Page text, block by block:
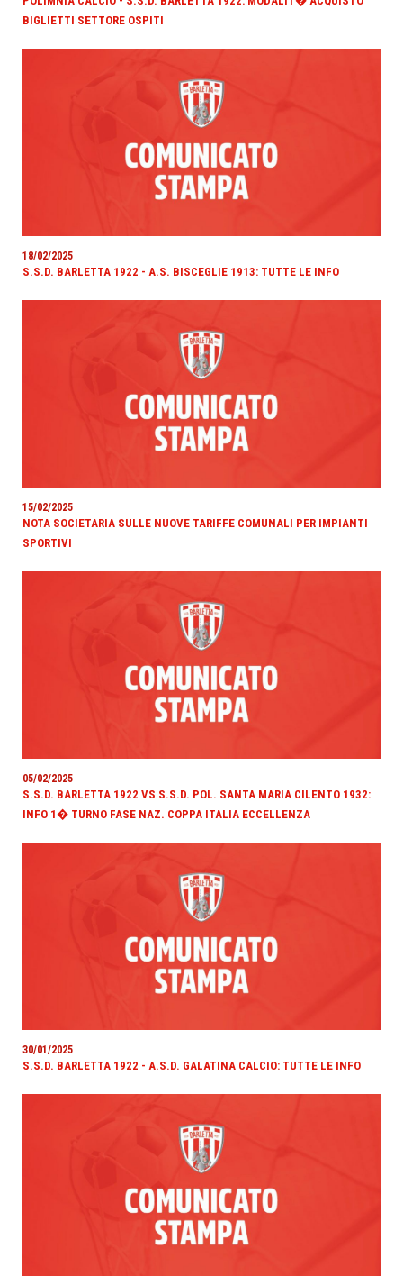
BIGLIETTI SETTORE OSPITI
18/02/2025
S.S.D. BARLETTA 1922 - A.S. BISCEGLIE 1913: TUTTE LE INFO
15/02/2025
NOTA SOCIETARIA SULLE NUOVE TARIFFE COMUNALI PER IMPIANTI
SPORTIVI
05/02/2025
S.S.D. BARLETTA 1922 VS S.S.D. POL. SANTA MARIA CILENTO 1932:
INFO 1� TURNO FASE NAZ. COPPA ITALIA ECCELLENZA
30/01/2025
S.S.D. BARLETTA 1922 - A.S.D. GALATINA CALCIO: TUTTE LE INFO